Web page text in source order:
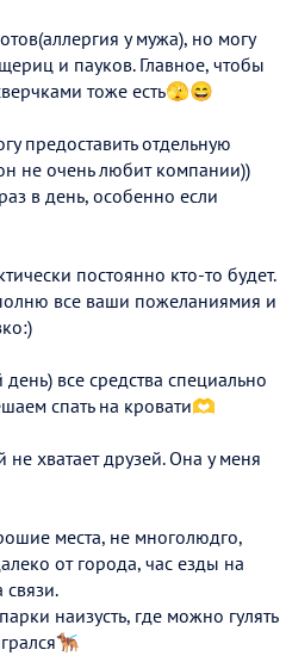
у мужа), но могу
и пауков. Главное, чтобы
тоже есть🫣😄
предоставить отдельную
не очень любит компании))
в день, особенно если
постоянно кто-то будет.
все ваши пожеланиямия и
все средства специально
спать на кровати🫶
хватает друзей. Она у меня
места, не многолюдго,
от города, час езды на
связи.
наизусть, где можно гулять